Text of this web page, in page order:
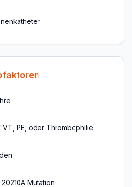
PE, oder Thrombophilie
Mutation